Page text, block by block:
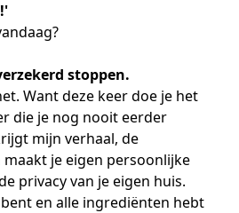
stoppen.
Want deze keer doe je het
die je nog nooit eerder
mijn verhaal, de
je eigen persoonlijke
privacy van je eigen huis.
en alle ingrediënten hebt